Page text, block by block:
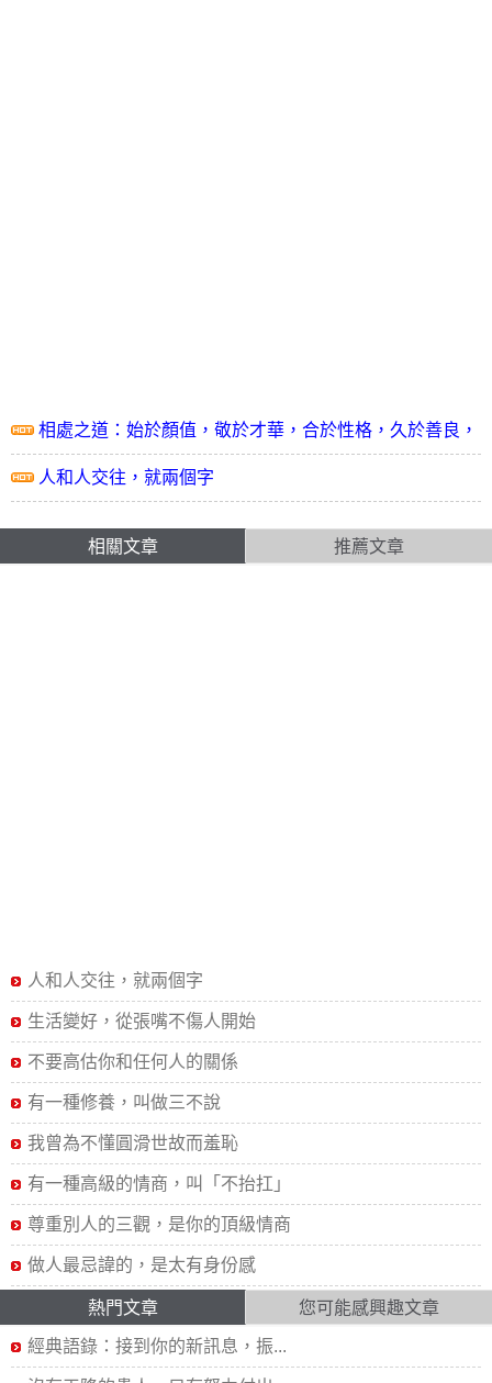
相處之道：始於顏值，敬於才華，合於性格，久於善良，
終於人品
人和人交往，就兩個字
相關文章 推薦文章
人和人交往，就兩個字
生活變好，從張嘴不傷人開始
不要高估你和任何人的關係
有一種修養，叫做三不說
我曾為不懂圓滑世故而羞恥
有一種高級的情商，叫「不抬扛」
尊重別人的三觀，是你的頂級情商
做人最忌諱的，是太有身份感
熱門文章 您可能感興趣文章
經典語錄：接到你的新訊息，振...